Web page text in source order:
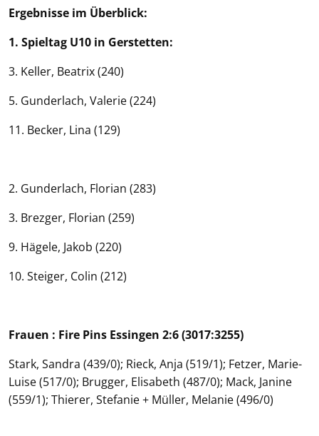
Ergebnisse im Überblick:
1. Spieltag U10 in Gerstetten:
3. Keller, Beatrix (240)
5. Gunderlach, Valerie (224)
11. Becker, Lina (129)
2. Gunderlach, Florian (283)
3. Brezger, Florian (259)
9. Hägele, Jakob (220)
10. Steiger, Colin (212)
Frauen : Fire Pins Essingen 2:6 (3017:3255)
Stark, Sandra (439/0); Rieck, Anja (519/1); Fetzer, Marie-
Luise (517/0); Brugger, Elisabeth (487/0); Mack, Janine
(559/1); Thierer, Stefanie + Müller, Melanie (496/0)